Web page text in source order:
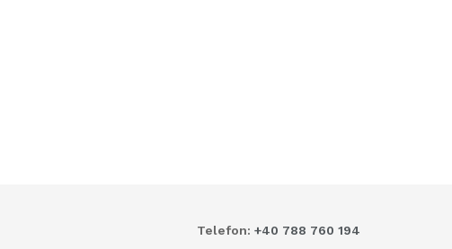
Telefon: +40 788 760 194